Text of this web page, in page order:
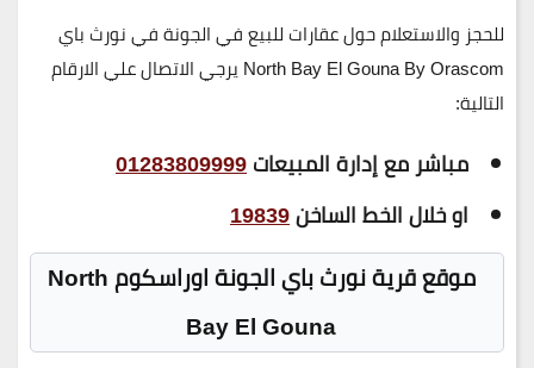
للحجز والاستعلام حول عقارات للبيع في الجونة في نورث باي
North Bay El Gouna By Orascomيرجي الاتصال علي الارقام
التالية:
مباشر مع إدارة المبيعات01283809999
او خلال الخط الساخن19839
موقع قرية نورث باي الجونة اوراسكومNorth
Bay El Gouna